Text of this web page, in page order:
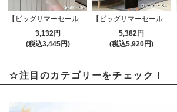
3,132円
(税込3,445円)
【ビッグサマーセール対象品】キリッとキャリアっぽくきまるオールインワン(キャバスーツ・CABARETSUIT)
5,382円
(税込5,920円)
☆注目のカテゴリーをチェック！